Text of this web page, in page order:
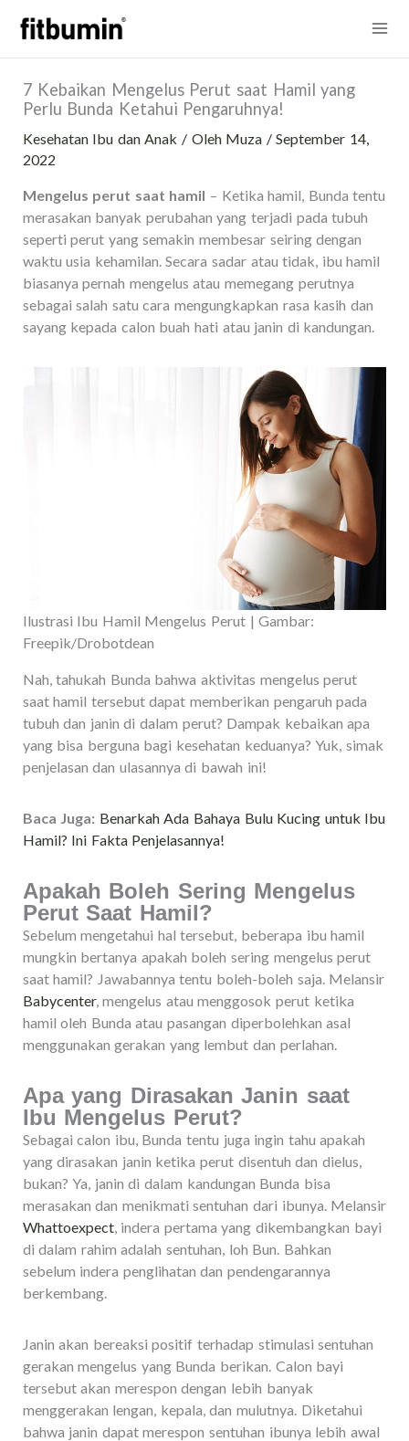
konten
7 Kebaikan Mengelus Perut saat Hamil yang
Perlu Bunda Ketahui Pengaruhnya!
Kesehatan Ibu dan Anak / Oleh Muza /September 14,
2022
Mengelus perut saat hamil – Ketika hamil, Bunda tentu
merasakan banyak perubahan yang terjadi pada tubuh
seperti perut yang semakin membesar seiring dengan
waktu usia kehamilan. Secara sadar atau tidak, ibu hamil
biasanya pernah mengelus atau memegang perutnya
sebagai salah satu cara mengungkapkan rasa kasih dan
sayang kepada calon buah hati atau janin di kandungan.
Ilustrasi Ibu Hamil Mengelus Perut | Gambar:
Freepik/Drobotdean
Nah, tahukah Bunda bahwa aktivitas mengelus perut
saat hamil tersebut dapat memberikan pengaruh pada
tubuh dan janin di dalam perut? Dampak kebaikan apa
yang bisa berguna bagi kesehatan keduanya? Yuk, simak
penjelasan dan ulasannya di bawah ini!
Baca Juga: Benarkah Ada Bahaya Bulu Kucing untuk Ibu
Hamil? Ini Fakta Penjelasannya!
Apakah Boleh Sering Mengelus
Perut Saat Hamil?
Sebelum mengetahui hal tersebut, beberapa ibu hamil
mungkin bertanya apakah boleh sering mengelus perut
saat hamil? Jawabannya tentu boleh-boleh saja. Melansir
Babycenter, mengelus atau menggosok perut ketika
hamil oleh Bunda atau pasangan diperbolehkan asal
menggunakan gerakan yang lembut dan perlahan.
Apa yang Dirasakan Janin saat
Ibu Mengelus Perut?
Sebagai calon ibu, Bunda tentu juga ingin tahu apakah
yang dirasakan janin ketika perut disentuh dan dielus,
bukan? Ya, janin di dalam kandungan Bunda bisa
merasakan dan menikmati sentuhan dari ibunya. Melansir
Whattoexpect, indera pertama yang dikembangkan bayi
di dalam rahim adalah sentuhan, loh Bun. Bahkan
sebelum indera penglihatan dan pendengarannya
berkembang.
Janin akan bereaksi positif terhadap stimulasi sentuhan
gerakan mengelus yang Bunda berikan. Calon bayi
tersebut akan merespon dengan lebih banyak
menggerakan lengan, kepala, dan mulutnya. Diketahui
bahwa janin dapat merespon sentuhan ibunya lebih awal